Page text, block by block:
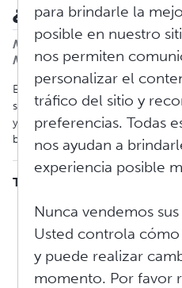
¿Qué es el
Modificado en: Vie, Abr 24,
M.
Este artículo le guiará a través de
sangrado completo y de cómo
y colores lleguen hasta el borde
blancos no deseados.
Tabla de contenidos
¿Qué es el sangrado
Configuración del sangrado
Configuración del
especificaciones de
para brindarle la
posible en nuestro
nos permiten
personalizar el
tráfico del sitio y
preferencias. Todas
nos ayudan a
experiencia posible
Nunca vendemos
Usted controla
y puede realizar
momento. Por favor